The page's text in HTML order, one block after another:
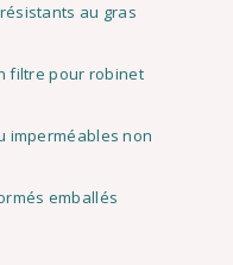
au gras
filtre pour robinet
imperméables non
emballés